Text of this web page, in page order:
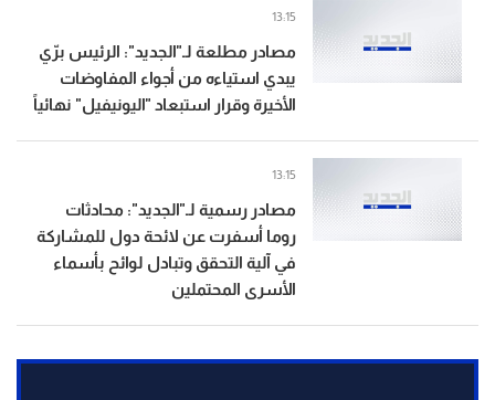
مصادر مطلعة لـ"الجديد": الرئيس برّي
يبدي استياءه من أجواء المفاوضات
الأخيرة وقرار استبعاد "اليونيفيل" نهائياً
13:15
مصادر رسمية لـ"الجديد": محادثات
روما أسفرت عن لائحة دول للمشاركة
في آلية التحقق وتبادل لوائح بأسماء
الأسرى المحتملين
13:15